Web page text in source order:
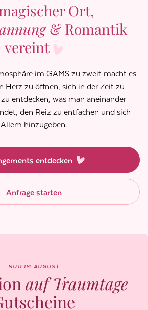
Ort,
& Romantik
vereint
im GAMS zu zweit macht es
Herz zu öffnen, sich in der Zeit zu
entdecken, was man aneinander
den Reiz zu entfachen und sich
Allem hinzugeben.
entdecken
Anfrage starten
NUR IM AUGUST
auf Traumtage